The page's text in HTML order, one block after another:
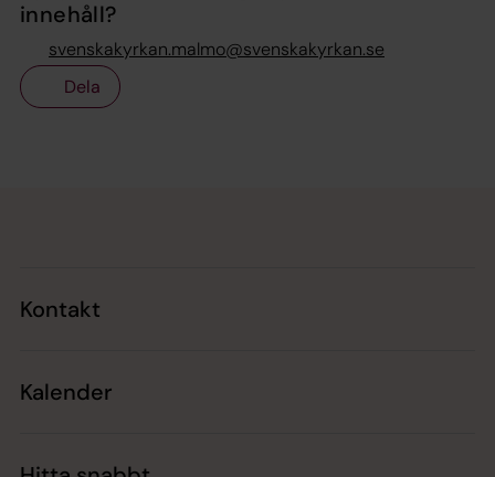
innehåll?
svenskakyrkan.malmo@svenskakyrkan.se
Dela
Kontakt
Kalender